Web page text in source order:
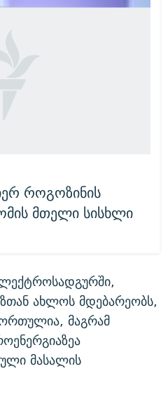
როგოზინის
მთელი სისხლი
ახლოს მდებარეობს,
მაგრამ
მასალის